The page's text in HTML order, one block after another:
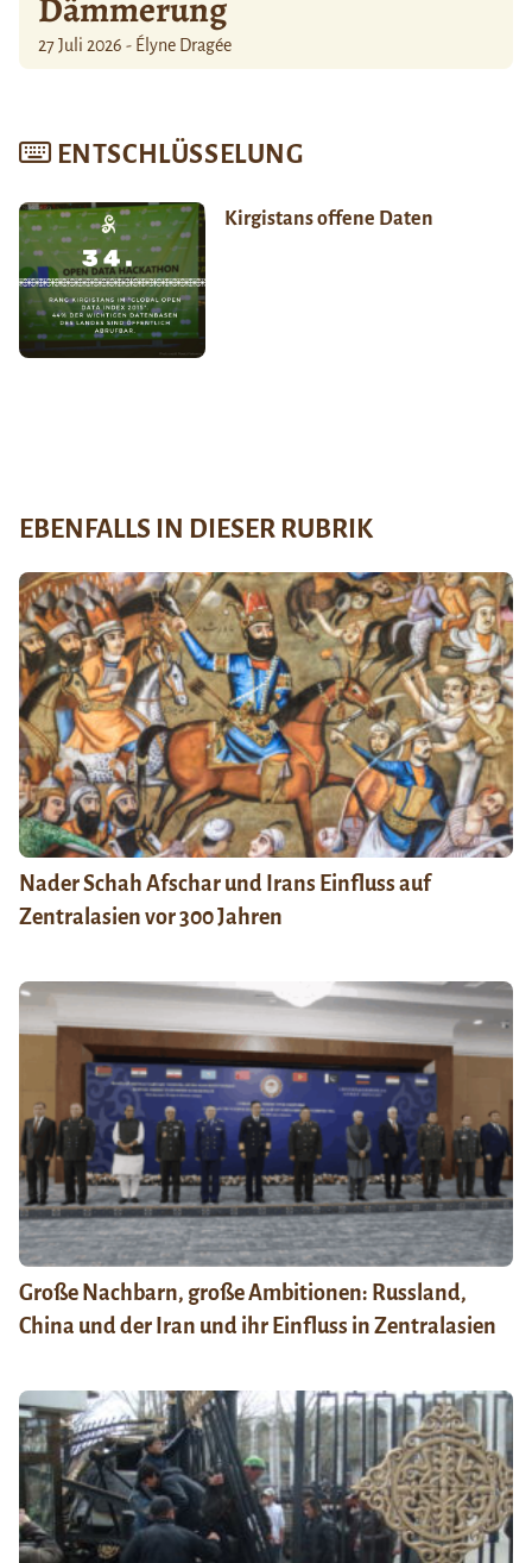
27 Juli 2026 - Élyne Dragée
ENTSCHLÜSSELUNG
Kirgistans offene Daten
EBENFALLS IN DIESER RUBRIK
Nader Schah Afschar und Irans Einfluss auf
Zentralasien vor 300 Jahren
Große Nachbarn, große Ambitionen: Russland,
China und der Iran und ihr Einfluss in Zentralasien